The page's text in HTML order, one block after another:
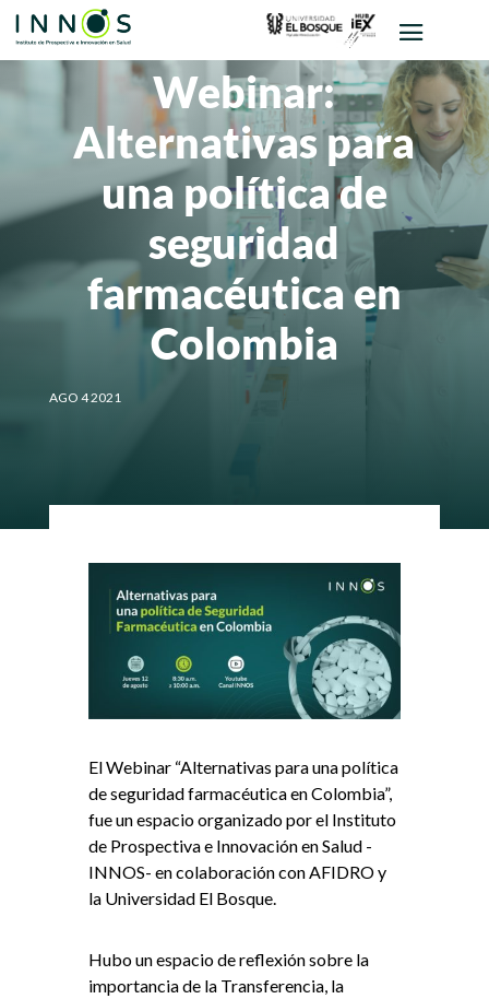
Webinar:
Alternativas para
una política de
seguridad
farmacéutica en
Colombia
AGO 4 2021
El Webinar “Alternativas para una política
de seguridad farmacéutica en Colombia”,
fue un espacio organizado por el Instituto
de Prospectiva e Innovación en Salud -
INNOS- en colaboración con AFIDRO y
la Universidad El Bosque.
Hubo un espacio de reflexión sobre la
importancia de la Transferencia, la